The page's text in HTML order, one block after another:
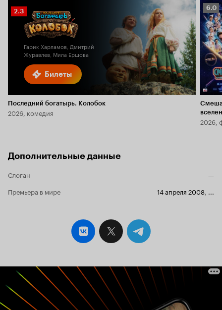
Билеты
Рейтинг
Кинопоиска
2.3
Гарик Харламов, Дмитрий
Журавлев, Мила Ершова
Последний богатырь. Колобок
2026, комедия
6.0
6.0
2026,
Дополнительные данные
Слоган
—
Премьера в мире
14 апреля 2008, ...